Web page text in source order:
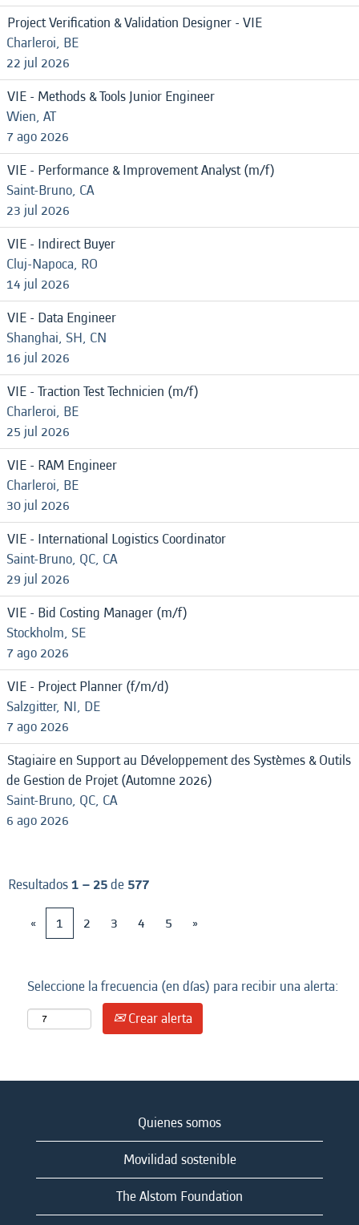
Project Verification & Validation Designer - VIE
Charleroi, BE
22 jul 2026
VIE - Methods & Tools Junior Engineer
Wien, AT
7 ago 2026
VIE - Performance & Improvement Analyst (m/f)
Saint-Bruno, CA
23 jul 2026
VIE - Indirect Buyer
Cluj-Napoca, RO
14 jul 2026
VIE - Data Engineer
Shanghai, SH, CN
16 jul 2026
VIE - Traction Test Technicien (m/f)
Charleroi, BE
25 jul 2026
VIE - RAM Engineer
Charleroi, BE
30 jul 2026
VIE - International Logistics Coordinator
Saint-Bruno, QC, CA
29 jul 2026
VIE - Bid Costing Manager (m/f)
Stockholm, SE
7 ago 2026
VIE - Project Planner (f/m/d)
Salzgitter, NI, DE
7 ago 2026
Stagiaire en Support au Développement des Systèmes & Outils
de Gestion de Projet (Automne 2026)
Saint-Bruno, QC, CA
6 ago 2026
Resultados1 – 25de 577
«
1 2 3 4 5 »
Seleccione la frecuencia (en días) para recibir una alerta:
Crear alerta
Quienes somos
Movilidad sostenible
The Alstom Foundation